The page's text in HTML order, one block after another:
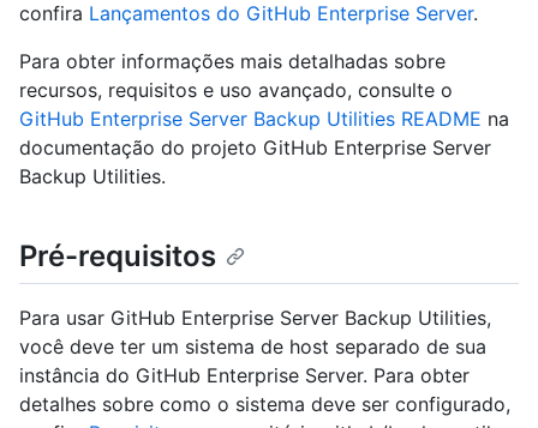
confira Lançamentos do GitHub Enterprise Server.
Para obter informações mais detalhadas sobre
recursos, requisitos e uso avançado, consulte o
GitHub Enterprise Server Backup Utilities README na
documentação do projeto GitHub Enterprise Server
Backup Utilities.
Pré-requisitos
Para usar GitHub Enterprise Server Backup Utilities,
você deve ter um sistema de host separado de sua
instância do GitHub Enterprise Server. Para obter
detalhes sobre como o sistema deve ser configurado,